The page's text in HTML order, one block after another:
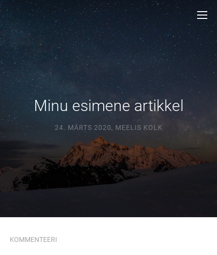
Minu esimene artikkel
24. MÄRTS 2020, MEELIS KOLK
KOMMENTEERI